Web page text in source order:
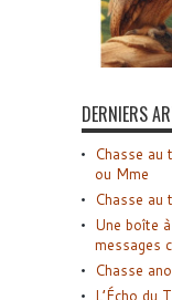
DERNIERS
Chasse
ou Mme
Chasse au
Une boîte
messages
Chasse
L’Écho du